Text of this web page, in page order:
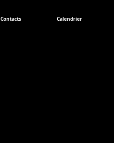
Contacts Calendrier